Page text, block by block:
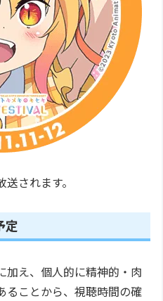
されます。
定
加え、個人的に精神的・肉
ることから、視聴時間の確